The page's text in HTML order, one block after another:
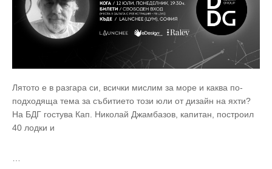
Лятото е в разгара си, всички мислим за море и каква по-
подходяща тема за събитието този юли от дизайн на яхти?
На БДГ гостува Кап. Николай Джамбазов, капитан, построил
40 лодки и